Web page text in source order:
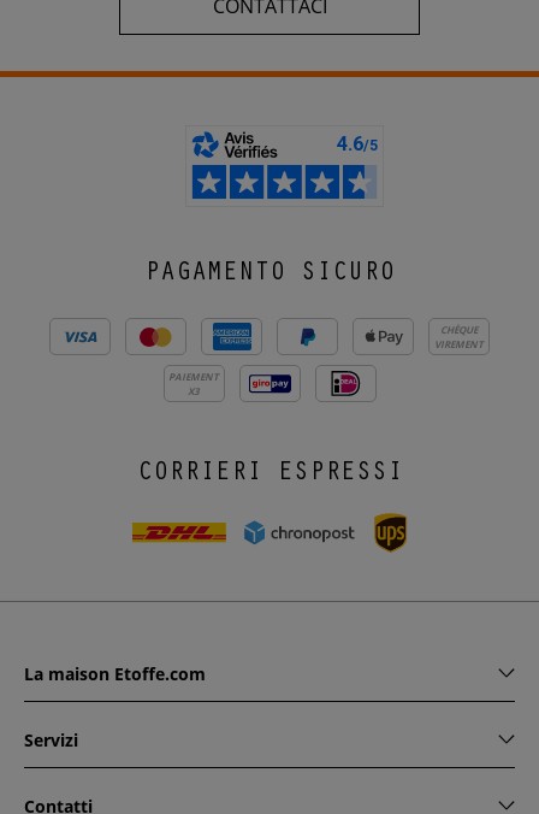
CONTATTACI
PAGAMENTO SICURO
CHÈQUE
VIREMENT
PAIEMENT
X3
CORRIERI ESPRESSI
La maison Etoffe.com
Servizi
Contatti